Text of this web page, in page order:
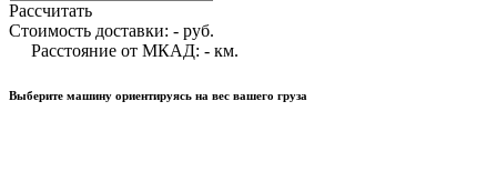
Рассчитать
Стоимость доставки: - руб.
Расстояние от МКАД: - км.
Выберите машину ориентируясь на вес вашего груза